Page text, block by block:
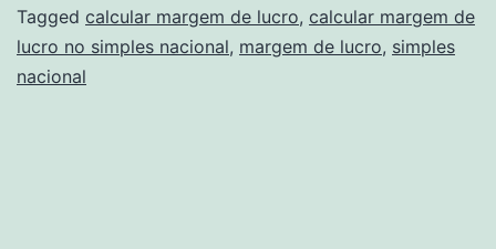
lucro
no
Tagged calcular margem de lucro, calcular margem de
lucro no simples nacional, margem de lucro, simples
nacional